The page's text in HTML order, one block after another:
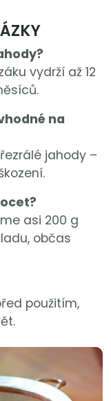
vydrží až 12
na
jahody –
asi 200 g
občas
použitím,